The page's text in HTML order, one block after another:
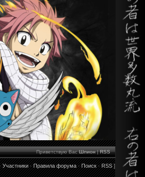
Приветствую Вас Шпион|RSS
Участники·Правила форума·Поиск·RSS]